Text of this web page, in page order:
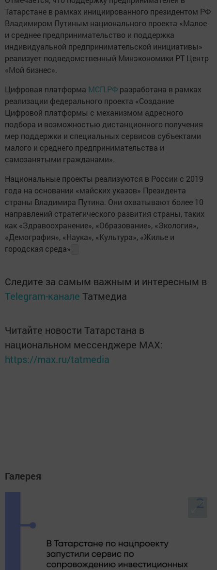
Татарстане в рамках инициированного президентом РФ
Владимиром Путиным национального проекта «Малое
и среднее предпринимательство и поддержка
индивидуальной предпринимательской инициативы»
реализует подведомственный Минэкономики РТ Центр
«Мой бизнес».
Цифровая платформа МСП.РФ разработана в рамках
реализации федерального проекта «Создание
Цифровой платформы с механизмом адресного
подбора и возможностью дистанционного получения
мер поддержки и специальных сервисов субъектами
малого и среднего предпринимательства и
самозанятыми гражданами».
Национальные проекты реализуются в России с 2019
года на основании «майских указов» Президента
страны Владимира Путина. Они охватывают более 10
направлений стратегического развития страны, таких
как «Здравоохранение», «Образование», «Экология»,
«Демография», «Наука», «Культура», «Жилье и
городская среда»
Следите за самым важным и интересным в
Telegram-канале Татмедиа
Читайте новости Татарстана в
национальном мессенджере MАХ:
https://max.ru/tatmedia
Галерея